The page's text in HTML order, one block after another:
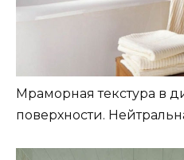
Мраморная текстура в
поверхности.